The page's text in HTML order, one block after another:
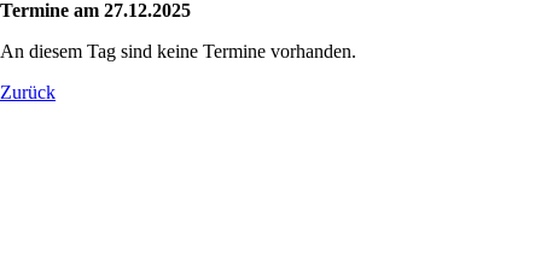
Termine am 27.12.2025
An diesem Tag sind keine Termine vorhanden.
Zurück